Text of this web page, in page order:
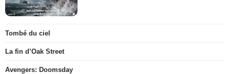
Tombé du ciel
La fin d’Oak Street
Avengers: Doomsday